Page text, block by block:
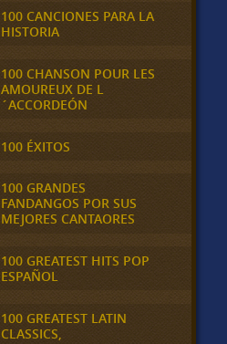
100 CANCIONES PARA LA
HISTORIA
100 CHANSON POUR LES
AMOUREUX DE L
´ACCORDEÓN
100 ÉXITOS
100 GRANDES
FANDANGOS POR SUS
MEJORES CANTAORES
100 GREATEST HITS POP
ESPAÑOL
100 GREATEST LATIN
CLASSICS,